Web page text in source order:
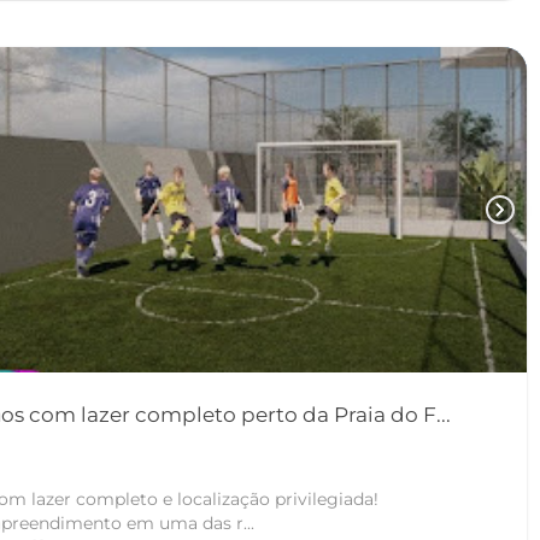
chevron_right
com lazer completo perto da Praia do F...
lazer completo e localização privilegiada!
em uma das r...